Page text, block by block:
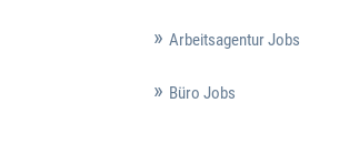
Arbeitsagentur Jobs
Büro Jobs